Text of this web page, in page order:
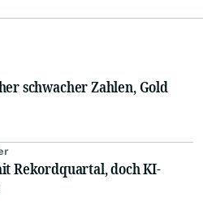
schwacher Zahlen, Gold
Rekordquartal, doch KI-